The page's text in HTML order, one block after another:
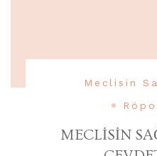
Meclisin
MECLİSİN